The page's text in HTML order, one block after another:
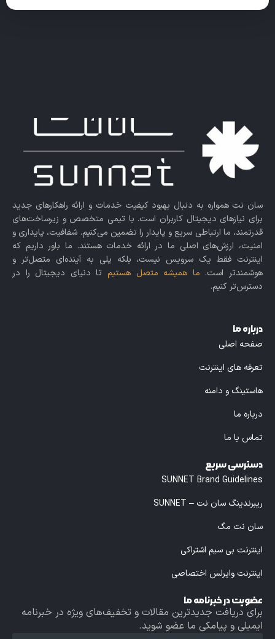
سان نت همواره به دنبال بهبود کیفیت خدمات و ارائه راهکارهای جدید
برای نیازهای دیجیتال کاربران است. با تیمی متخصص و زیرساخت‌های
قدرتمند، ما ارتباطی سریع و پایدار را تضمین می‌کنیم. شفافیت، پایداری و
امنیت، ارزش‌های اصلی ما در ارائه خدمات هستند. ما باور داریم که
اینترنت فقط یک سرویس نیست، بلکه پلی به آینده‌ای متصل‌تر و
هوشمندتر است. ما همیشه متصل هستیم تا دنیای دیجیتال را در
دسترس‌تر کنیم.
درباره ما
صفحه اصلی
تعرفه های اینترنت
هاستینگ و دامنه
درباره ما
تماس با ما
دسترسی سریع
SUNNET Brand Guidelines
ریبرندینگ سان نت – SUNNET
سان نت مگ
اینترنت بی سیم اشتراکی
اینترنت وایرلس اختصاصی
عضویت در خبرنامه ما
برای دریافت جدیدترین مقالات و تخفیف‌های ویژه در خبرنامه
ایمیلی و پیامکی ما عضو شوید.